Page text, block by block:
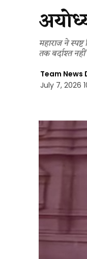
महाराज ने
तक बर्दाश्त
Team News
July 7, 2026